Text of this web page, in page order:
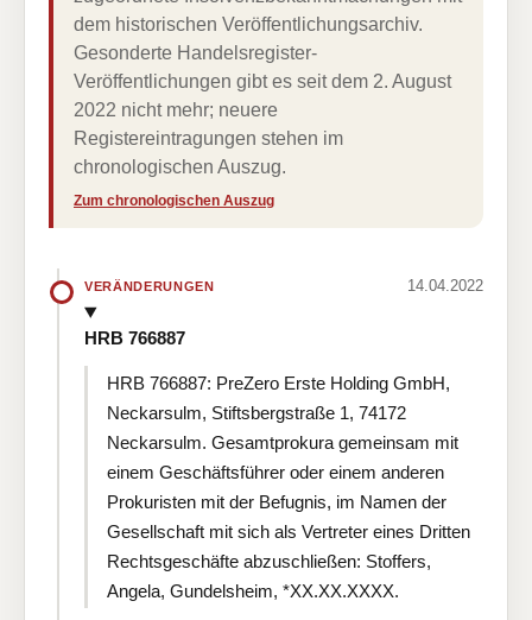
dem historischen Veröffentlichungsarchiv.
Gesonderte Handelsregister-
Veröffentlichungen gibt es seit dem 2. August
2022 nicht mehr; neuere
Registereintragungen stehen im
chronologischen Auszug.
Zum chronologischen Auszug
VERÄNDERUNGEN 14.04.2022
HRB 766887
HRB 766887: PreZero Erste Holding GmbH,
Neckarsulm, Stiftsbergstraße 1, 74172
Neckarsulm. Gesamtprokura gemeinsam mit
einem Geschäftsführer oder einem anderen
Prokuristen mit der Befugnis, im Namen der
Gesellschaft mit sich als Vertreter eines Dritten
Rechtsgeschäfte abzuschließen: Stoffers,
Angela, Gundelsheim, *XX.XX.XXXX.